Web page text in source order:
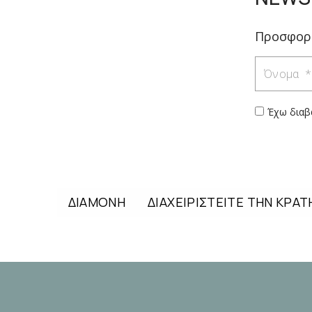
Έχω
ΔΙΑΜΟΝΗ ΔΙΑΧΕΙΡΙΣΤΕΙΤΕ ΤΗΝ